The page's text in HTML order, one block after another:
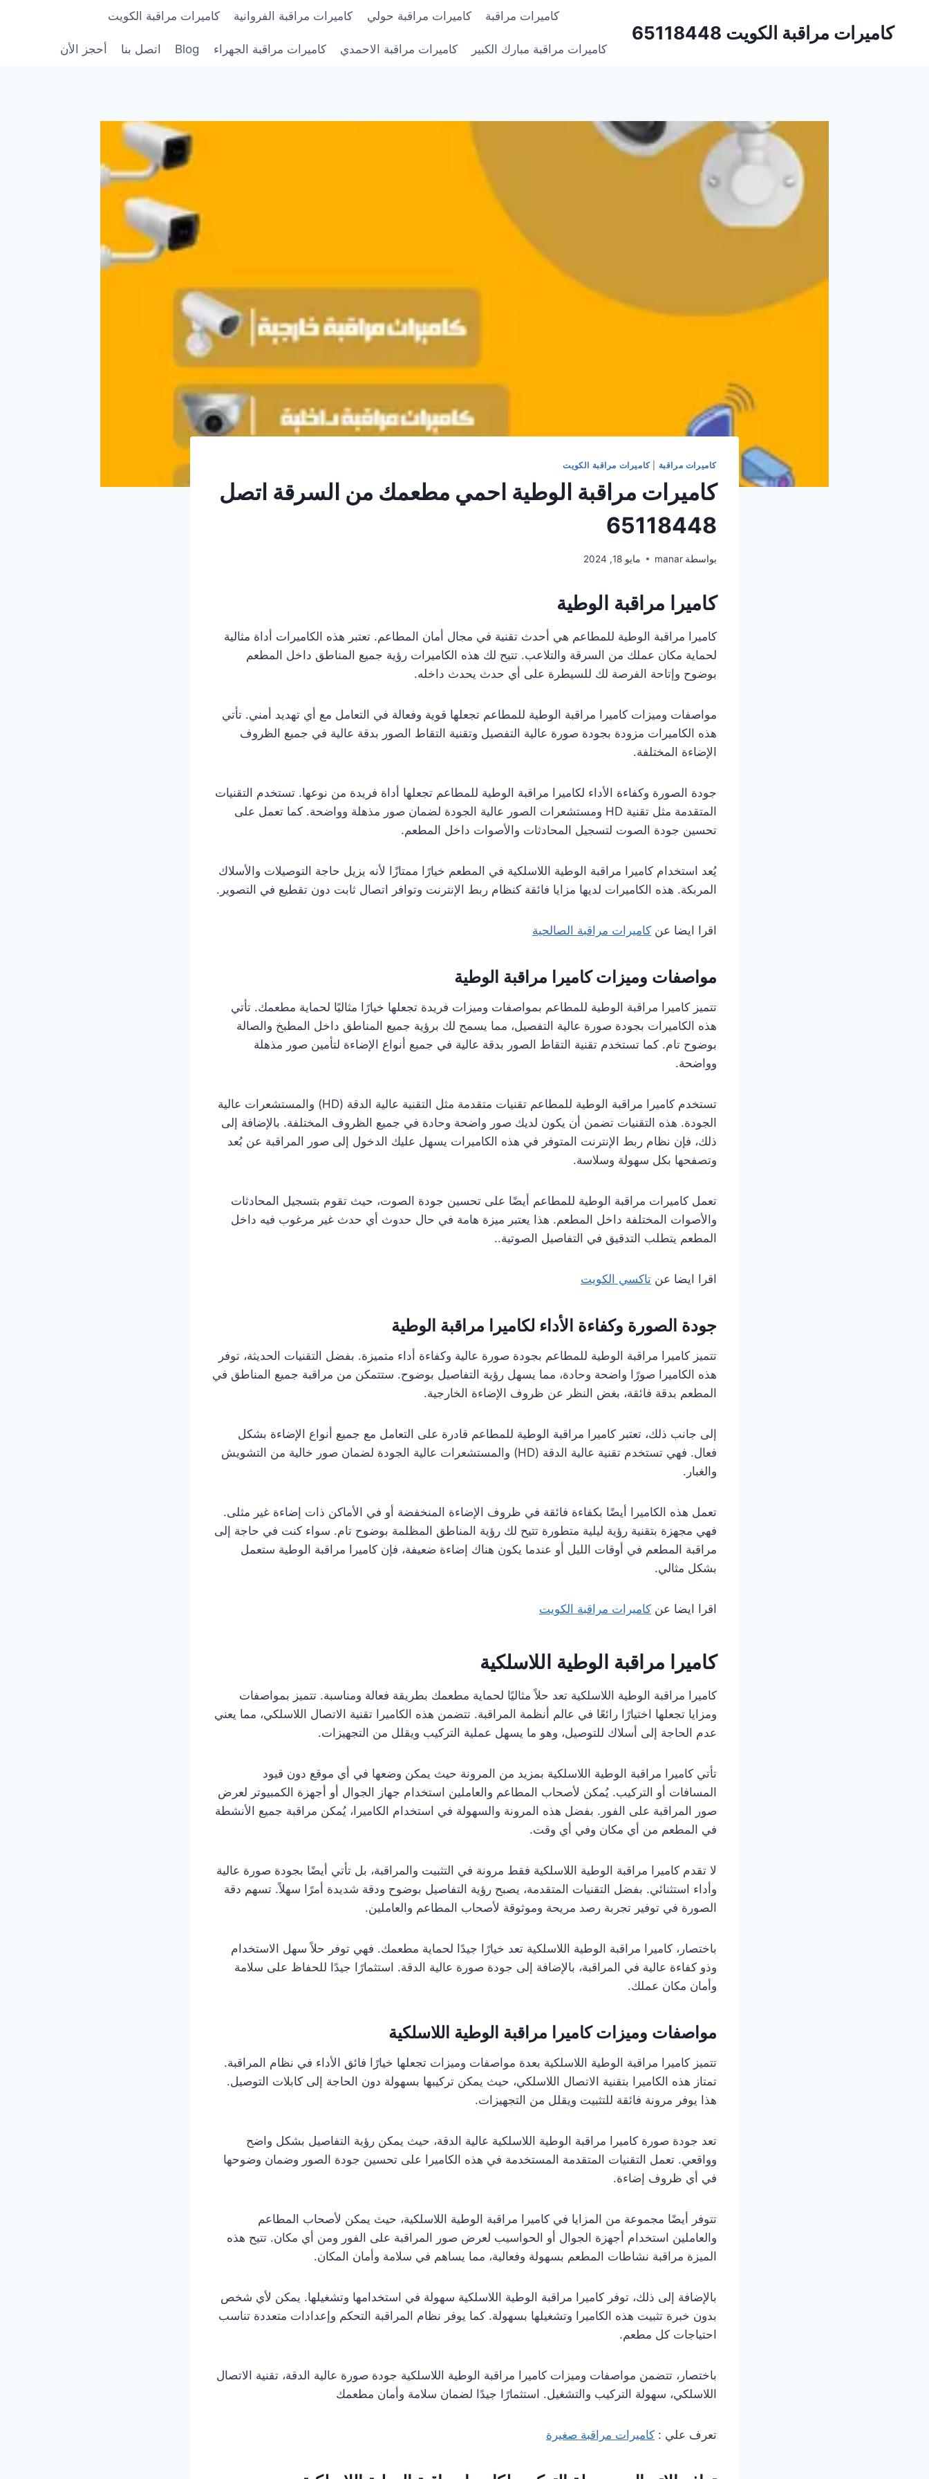
كاميرات مراقبة الكويت 65118448
كاميرات مراقبة كاميرات مراقبة حولي كاميرات مراقبة الفروانية كاميرات مراقبة الكويت
كاميرات مراقبة مبارك الكبير كاميرات مراقبة الاحمدي كاميرات مراقبة الجهراء Blog اتصل بنا أحجز الأن
كاميرات مراقبة |كاميرات مراقبة الكويت
كاميرات مراقبة الوطية احمي مطعمك من السرقة اتصل
65118448
بواسطة manar مايو 18, 2024
كاميرا مراقبة الوطية
كاميرا مراقبة الوطية للمطاعم هي أحدث تقنية في مجال أمان المطاعم. تعتبر هذه الكاميرات أداة مثالية
لحماية مكان عملك من السرقة والتلاعب. تتيح لك هذه الكاميرات رؤية جميع المناطق داخل المطعم
بوضوح وإتاحة الفرصة لك للسيطرة على أي حدث يحدث داخله.
مواصفات وميزات كاميرا مراقبة الوطية للمطاعم تجعلها قوية وفعالة في التعامل مع أي تهديد أمني. تأتي
هذه الكاميرات مزودة بجودة صورة عالية التفصيل وتقنية التقاط الصور بدقة عالية في جميع الظروف
الإضاءة المختلفة.
جودة الصورة وكفاءة الأداء لكاميرا مراقبة الوطية للمطاعم تجعلها أداة فريدة من نوعها. تستخدم التقنيات
المتقدمة مثل تقنية HD ومستشعرات الصور عالية الجودة لضمان صور مذهلة وواضحة. كما تعمل على
تحسين جودة الصوت لتسجيل المحادثات والأصوات داخل المطعم.
يُعد استخدام كاميرا مراقبة الوطية اللاسلكية في المطعم خيارًا ممتازًا لأنه يزيل حاجة التوصيلات والأسلاك
المربكة. هذه الكاميرات لديها مزايا فائقة كنظام ربط الإنترنت وتوافر اتصال ثابت دون تقطيع في التصوير.
اقرا ايضا عن كاميرات مراقبة الصالحية
مواصفات وميزات كاميرا مراقبة الوطية
تتميز كاميرا مراقبة الوطية للمطاعم بمواصفات وميزات فريدة تجعلها خيارًا مثاليًا لحماية مطعمك. تأتي
هذه الكاميرات بجودة صورة عالية التفصيل، مما يسمح لك برؤية جميع المناطق داخل المطبخ والصالة
بوضوح تام. كما تستخدم تقنية التقاط الصور بدقة عالية في جميع أنواع الإضاءة لتأمين صور مذهلة
وواضحة.
تستخدم كاميرا مراقبة الوطية للمطاعم تقنيات متقدمة مثل التقنية عالية الدقة (HD) والمستشعرات عالية
الجودة. هذه التقنيات تضمن أن يكون لديك صور واضحة وحادة في جميع الظروف المختلفة. بالإضافة إلى
ذلك، فإن نظام ربط الإنترنت المتوفر في هذه الكاميرات يسهل عليك الدخول إلى صور المراقبة عن بُعد
وتصفحها بكل سهولة وسلاسة.
تعمل كاميرات مراقبة الوطية للمطاعم أيضًا على تحسين جودة الصوت، حيث تقوم بتسجيل المحادثات
والأصوات المختلفة داخل المطعم. هذا يعتبر ميزة هامة في حال حدوث أي حدث غير مرغوب فيه داخل
المطعم يتطلب التدقيق في التفاصيل الصوتية..
اقرا ايضا عن تاكسي الكويت
جودة الصورة وكفاءة الأداء لكاميرا مراقبة الوطية
تتميز كاميرا مراقبة الوطية للمطاعم بجودة صورة عالية وكفاءة أداء متميزة. بفضل التقنيات الحديثة، توفر
هذه الكاميرا صورًا واضحة وحادة، مما يسهل رؤية التفاصيل بوضوح. ستتمكن من مراقبة جميع المناطق في
المطعم بدقة فائقة، بغض النظر عن ظروف الإضاءة الخارجية.
إلى جانب ذلك، تعتبر كاميرا مراقبة الوطية للمطاعم قادرة على التعامل مع جميع أنواع الإضاءة بشكل
فعال. فهي تستخدم تقنية عالية الدقة (HD) والمستشعرات عالية الجودة لضمان صور خالية من التشويش
والغبار.
تعمل هذه الكاميرا أيضًا بكفاءة فائقة في ظروف الإضاءة المنخفضة أو في الأماكن ذات إضاءة غير مثلى.
فهي مجهزة بتقنية رؤية ليلية متطورة تتيح لك رؤية المناطق المظلمة بوضوح تام. سواء كنت في حاجة إلى
مراقبة المطعم في أوقات الليل أو عندما يكون هناك إضاءة ضعيفة، فإن كاميرا مراقبة الوطية ستعمل
بشكل مثالي.
اقرا ايضا عن كاميرات مراقبة الكويت
كاميرا مراقبة الوطية اللاسلكية
كاميرا مراقبة الوطية اللاسلكية تعد حلاً مثاليًا لحماية مطعمك بطريقة فعالة ومناسبة. تتميز بمواصفات
ومزايا تجعلها اختيارًا رائعًا في عالم أنظمة المراقبة. تتضمن هذه الكاميرا تقنية الاتصال اللاسلكي، مما يعني
عدم الحاجة إلى أسلاك للتوصيل، وهو ما يسهل عملية التركيب ويقلل من التجهيزات.
تأتي كاميرا مراقبة الوطية اللاسلكية بمزيد من المرونة حيث يمكن وضعها في أي موقع دون قيود
المسافات أو التركيب. يُمكن لأصحاب المطاعم والعاملين استخدام جهاز الجوال أو أجهزة الكمبيوتر لعرض
صور المراقبة على الفور. بفضل هذه المرونة والسهولة في استخدام الكاميرا، يُمكن مراقبة جميع الأنشطة
في المطعم من أي مكان وفي أي وقت.
لا تقدم كاميرا مراقبة الوطية اللاسلكية فقط مرونة في التثبيت والمراقبة، بل تأتي أيضًا بجودة صورة عالية
وأداء استثنائي. بفضل التقنيات المتقدمة، يصبح رؤية التفاصيل بوضوح ودقة شديدة أمرًا سهلاً. تسهم دقة
الصورة في توفير تجربة رصد مريحة وموثوقة لأصحاب المطاعم والعاملين.
باختصار، كاميرا مراقبة الوطية اللاسلكية تعد خيارًا جيدًا لحماية مطعمك. فهي توفر حلاً سهل الاستخدام
وذو كفاءة عالية في المراقبة، بالإضافة إلى جودة صورة عالية الدقة. استثمارًا جيدًا للحفاظ على سلامة
وأمان مكان عملك.
مواصفات وميزات كاميرا مراقبة الوطية اللاسلكية
تتميز كاميرا مراقبة الوطية اللاسلكية بعدة مواصفات وميزات تجعلها خيارًا فائق الأداء في نظام المراقبة.
تمتاز هذه الكاميرا بتقنية الاتصال اللاسلكي، حيث يمكن تركيبها بسهولة دون الحاجة إلى كابلات التوصيل.
هذا يوفر مرونة فائقة للتثبيت ويقلل من التجهيزات.
تعد جودة صورة كاميرا مراقبة الوطية اللاسلكية عالية الدقة، حيث يمكن رؤية التفاصيل بشكل واضح
وواقعي. تعمل التقنيات المتقدمة المستخدمة في هذه الكاميرا على تحسين جودة الصور وضمان وضوحها
في أي ظروف إضاءة.
تتوفر أيضًا مجموعة من المزايا في كاميرا مراقبة الوطية اللاسلكية، حيث يمكن لأصحاب المطاعم
والعاملين استخدام أجهزة الجوال أو الحواسيب لعرض صور المراقبة على الفور ومن أي مكان. تتيح هذه
الميزة مراقبة نشاطات المطعم بسهولة وفعالية، مما يساهم في سلامة وأمان المكان.
بالإضافة إلى ذلك، توفر كاميرا مراقبة الوطية اللاسلكية سهولة في استخدامها وتشغيلها. يمكن لأي شخص
بدون خبرة تثبيت هذه الكاميرا وتشغيلها بسهولة. كما يوفر نظام المراقبة التحكم وإعدادات متعددة تناسب
احتياجات كل مطعم.
باختصار، تتضمن مواصفات وميزات كاميرا مراقبة الوطية اللاسلكية جودة صورة عالية الدقة، تقنية الاتصال
اللاسلكي، سهولة التركيب والتشغيل. استثمارًا جيدًا لضمان سلامة وأمان مطعمك
تعرف علي : كاميرات مراقبة صغيرة